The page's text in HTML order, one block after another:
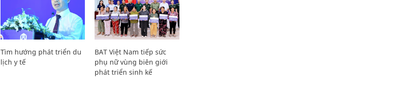
Tìm hướng phát triển du
lịch y tế
BAT Việt Nam tiếp sức
phụ nữ vùng biên giới
phát triển sinh kế